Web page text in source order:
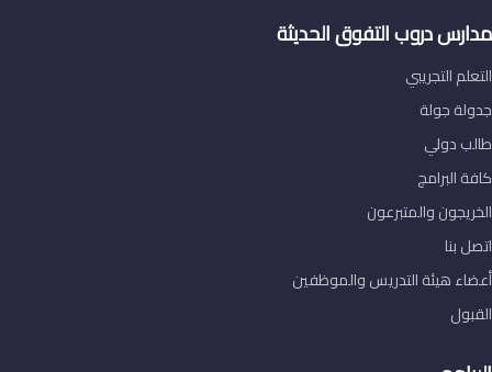
التفوق الحديثة
والمتبرعون
التدريس والموظفين